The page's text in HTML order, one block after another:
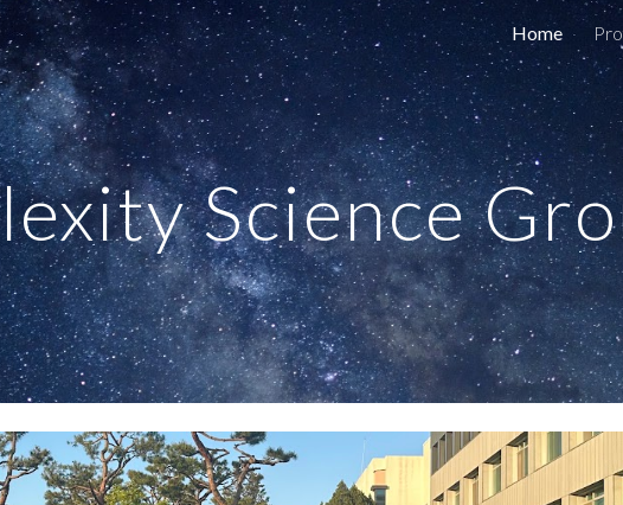
main content Skip to navigationHome
Science